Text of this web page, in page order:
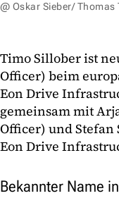
@ Oskar Sieber/
Timo Sillober ist
Officer) beim
Eon Drive
gemeinsam mit
Officer) und
Eon Drive
Bekannter Name